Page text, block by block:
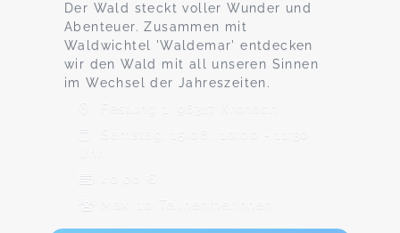
Der Wald steckt voller Wunder und
Abenteuer. Zusammen mit
Waldwichtel 'Waldemar' entdecken
wir den Wald mit all unseren Sinnen
im Wechsel der Jahreszeiten.
Festung 1, 96317 Kronach
Samstag, 15.08., 10:00 - 11:30
40,00 €
Max. 10 TeilnehmerInnen